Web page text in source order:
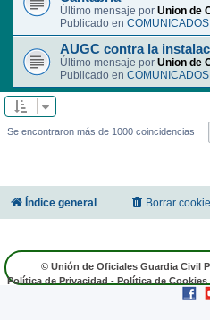
Último mensaje por Union de
Publicado en
AUGC contra la
Último mensaje por Union de
Publicado en
Se encontraron más de 1000 coincidencias
Índice general Borrar
© Unión de Oficiales Guardia Civil
Política de Privacidad-Política de Cookies